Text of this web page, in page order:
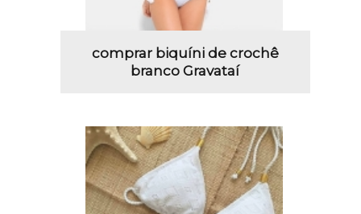
comprar biquíni de crochê
branco Gravataí